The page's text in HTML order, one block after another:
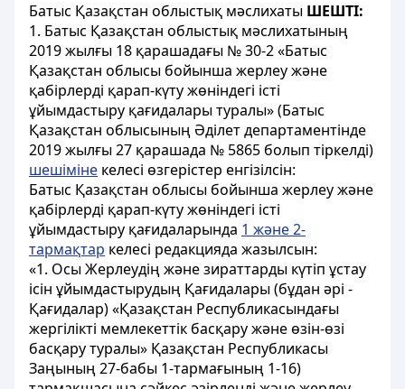
Батыс Қазақстан облыстық мәслихаты ШЕШТІ:
1. Батыс Қазақстан облыстық мәслихатының
2019 жылғы 18 қарашадағы № 30-2 «Батыс
Қазақстан облысы бойынша жерлеу және
қабірлерді қарап-күту жөніндегі істі
ұйымдастыру қағидалары туралы» (Батыс
Қазақстан облысының Әділет департаментінде
2019 жылғы 27 қарашада № 5865 болып тіркелді)
шешіміне келесі өзгерістер енгізілсін:
Батыс Қазақстан облысы бойынша жерлеу және
қабірлерді қарап-күту жөніндегі істі
ұйымдастыру қағидаларында 1 және 2-
тармақтар келесі редакцияда жазылсын:
«1. Осы Жерлеудің және зираттарды күтіп ұстау
ісін ұйымдастырудың Қағидалары (бұдан әрі -
Қағидалар) «Қазақстан Республикасындағы
жергілікті мемлекеттік басқару және өзін-өзі
басқару туралы» Қазақстан Республикасы
Заңының 27-бабы 1-тармағының 1-16)